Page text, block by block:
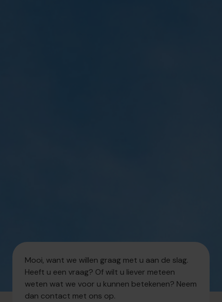
Mooi, want we willen graag met u aan de slag.
Heeft u een vraag? Of wilt u liever meteen
weten wat we voor u kunnen betekenen? Neem
dan contact met ons op.